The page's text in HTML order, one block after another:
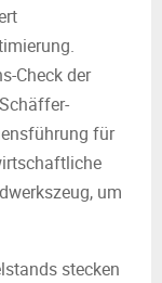
Check der
für
um
stecken